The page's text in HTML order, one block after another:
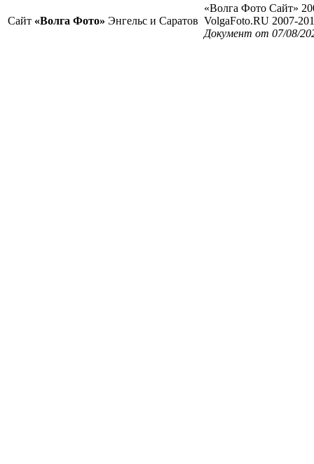
Сайт «Волга Фото» Энгельс и Саратов
«Волга Фото Сайт»
VolgaFoto.RU 2007-
Документ от 07/08/